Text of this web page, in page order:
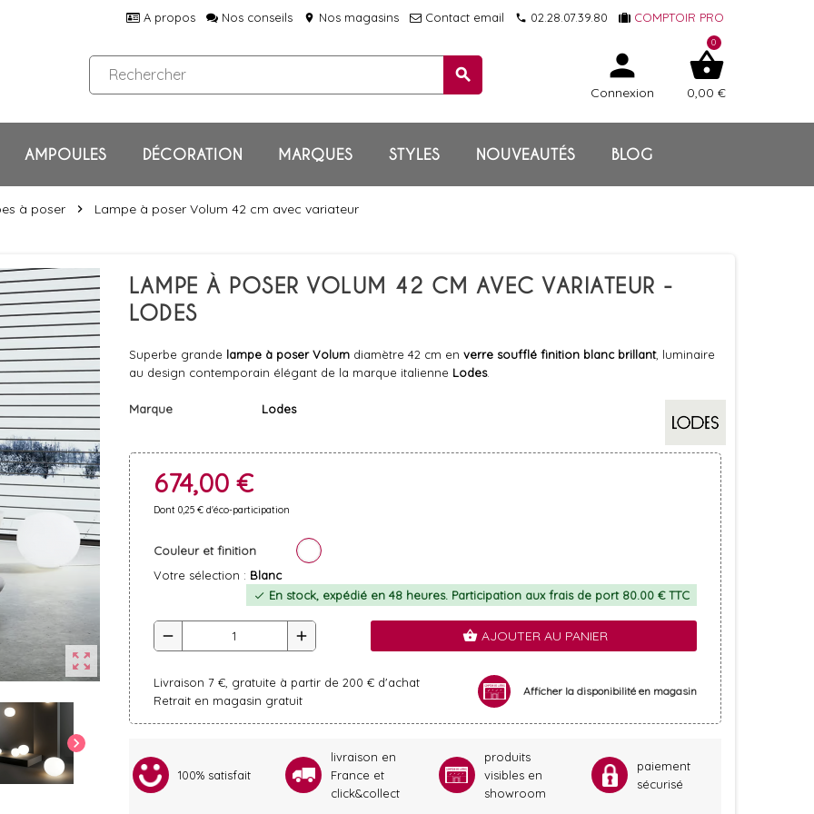
A propos Nos conseils location_on Nos magasins Contact email local_phone 02.28.07.39.80 COMPTOIR PRO
search person
Connexion
shopping_basket
0,00 €
0
AMPOULES DÉCORATION MARQUES STYLES NOUVEAUTÉS BLOG
à poser chevron_right Lampe à poser Volum 42 cm avec variateur
zoom_out_map
chevron_right
LAMPE À POSER VOLUM 42 CM AVEC VARIATEUR -
LODES
Superbe grande lampe à poser Volumdiamètre 42 cm en verre soufflé finition blanc brillant, luminaire
au design contemporain élégant de la marque italienne Lodes.
Marque Lodes
674,00 €
Dont 0,25 € d'éco-participation
Couleur et finition
Votre sélection : Blanc
check En stock, expédié en 48 heures. Participation aux frais de port 80.00 € TTC
remove add shopping_basket AJOUTER AU PANIER
Livraison 7 €, gratuite à partir de 200 € d'achat
Retrait en magasin gratuit
Afficher la disponibilité en magasin
100% satisfait
livraison en
France et
click&collect
produits
visibles en
showroom
paiement
sécurisé